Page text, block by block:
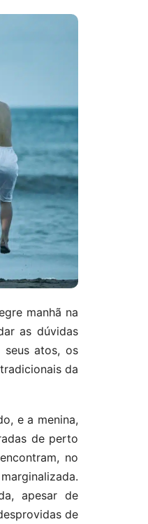
manhã na
as dúvidas
seus atos, os
da
e a menina,
de perto
no
apesar de
de